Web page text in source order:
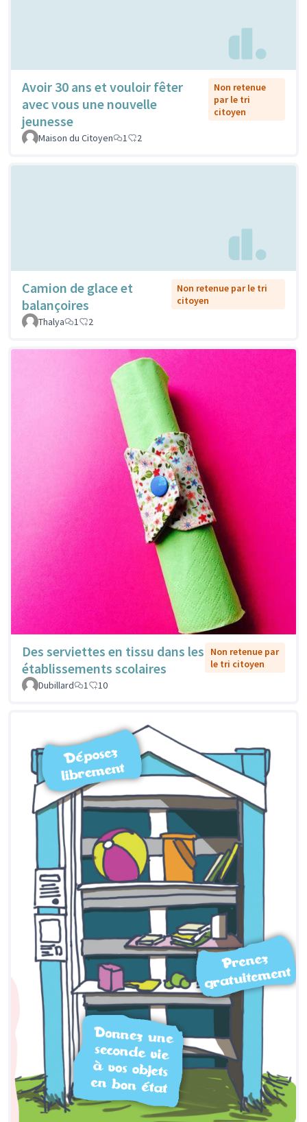
Avoir 30 ans et vouloir fêter
avec vous une nouvelle
jeunesse
Non retenue
par le tri
citoyen
Maison du Citoyen 1 2
Camion de glace et
balançoires
Non retenue par le tri
citoyen
Thalya
1 2
Des serviettes en tissu dans les
établissements scolaires
Non retenue par
le tri citoyen
Dubillard
1 10